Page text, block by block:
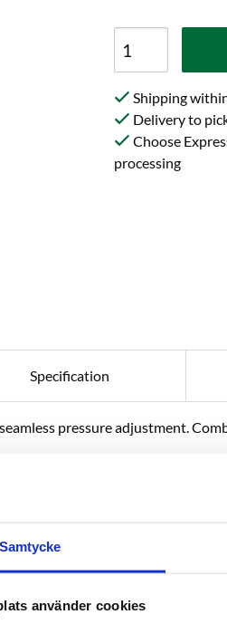
Samtycke
använder cookies
Shipping
Delivery to
Choose
processing
Specification
pressure adjustment.